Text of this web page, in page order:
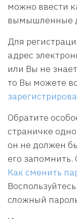
можно ввести
вымышленные
Для
адрес
или Вы не
то Вы можете
Обратите
страничке
он не должен
его запомнить.
Как сменить
сложный